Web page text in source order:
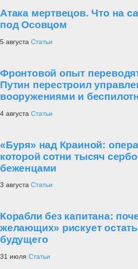
Атака мертвецов. Что на
под Осовцом
5 августа Статьи
Фронтовой опыт
Путин перестроил
вооружениями и
4 августа Статьи
«Буря» над Краиной:
которой сотни тысяч
беженцами
3 августа Статьи
Корабли без капитана:
желающих» рискует
будущего
31 июля Статьи